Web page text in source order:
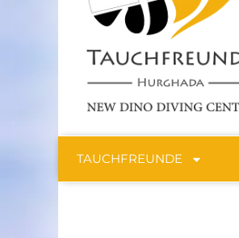
TAUCHFREUNDE